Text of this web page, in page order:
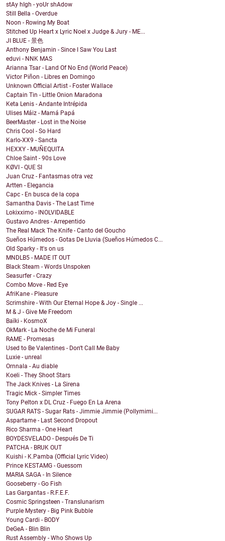
stAy hIgh - yoUr shAdow
Still Bella - Overdue
Noon - Rowing My Boat
Stitched Up Heart x Lyric Noel x Judge & Jury - ME...
JI BLUE - 景色
Anthony Benjamin - Since I Saw You Last
eduvi - NNK MAS
Arianna Tsar - Land Of No End (World Peace)
Victor Piñon - Libres en Domingo
Unknown Official Artist - Foster Wallace
Captain Tin - Little Onion Maradona
Keta Lenis - Andante Intrépida
Ulises Máiz - Mamá Papá
BeerMaster - Lost in the Noise
Chris Cool - So Hard
Karlo-XX9 - Sancta
HEXXY - MUÑEQUITA
Chloe Saint - 90s Love
KØVI - QUE SI
Juan Cruz - Fantasmas otra vez
Artten - Elegancia
Capc - En busca de la copa
Samantha Davis - The Last Time
Lokixximo - INOLVIDABLE
Gustavo Andres - Arrepentido
The Real Mack The Knife - Canto del Goucho
Sueños Húmedos - Gotas De Lluvia (Sueños Húmedos C...
Old Sparky - It's on us
MNDLB5 - MADE IT OUT
Black Steam - Words Unspoken
Seasurfer - Crazy
Combo Move - Red Eye
AfriKane - Pleasure
Scrimshire - With Our Eternal Hope & Joy - Single ...
M & J - Give Me Freedom
Baïki - KosmoX
OkMark - La Noche de Mi Funeral
RAME - Promesas
Used to Be Valentines - Don't Call Me Baby
Luxie - unreal
Ornnala - Au diable
Koeli - They Shoot Stars
The Jack Knives - La Sirena
Tragic Mick - Simpler Times
Tony Pelton x DL Cruz - Fuego En La Arena
SUGAR RATS - Sugar Rats - Jimmie Jimmie (Pollymimi...
Aspartame - Last Second Dropout
Rico Sharma - One Heart
BOYDESVELADO - Después De Ti
PATCHA - BRUK OUT
Kuishi - K.Pamba (Official Lyric Video)
Prince KESTAMG - Guessom
MARIA SAGA - In Silence
Gooseberry - Go Fish
Las Gargantas - R.F.E.F.
Cosmic Springsteen - Translunarism
Purple Mystery - Big Pink Bubble
Young Cardi - BODY
DeGeA - Blin Blin
Rust Assembly - Who Shows Up